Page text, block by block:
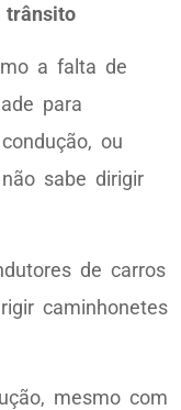
a falta de
para
ou
sabe dirigir
de carros
caminhonetes
mesmo com